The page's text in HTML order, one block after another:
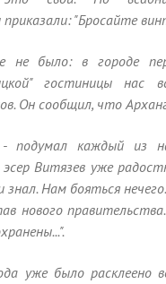
приказали: "Бросайте
не было: в городе
гостиницы нас
Он сообщил, что
подумал каждый из
Витязев уже
Нам бояться
нового
уже было расклеено